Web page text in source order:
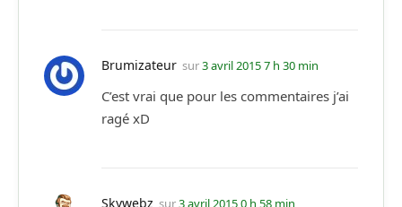
Brumizateur sur3 avril 2015 7 h 30 min
C’est vrai que pour les commentaires j’ai
ragé xD
Skywebz